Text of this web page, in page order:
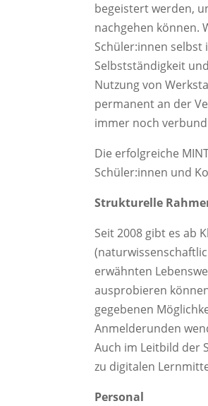
begeistert werden,
nachgehen können.
Schüler:innen
Selbstständigkeit
Nutzung von
permanent an der
immer noch
Die erfolgreiche
Schüler:innen und
Strukturelle
Seit 2008 gibt es ab
erwähnten
ausprobieren
gegebenen
Anmelderunden
Auch im Leitbild der
zu digitalen
Personal